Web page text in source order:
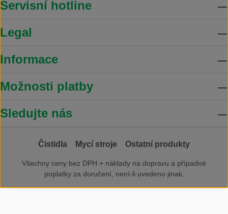
Servisní hotline
Legal
Informace
Možnosti platby
Sledujte nás
Čistidla Mycí stroje Ostatní produkty
Všechny ceny bez DPH + náklady na dopravu a případné
poplatky za doručení, není-li uvedeno jinak.